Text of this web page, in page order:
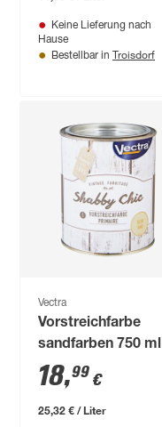
Keine Lieferung nach
Hause
Bestellbar in Troisdorf
Vectra
Vorstreichfarbe
sandfarben 750 ml
18,99 €
25,32 € / Liter